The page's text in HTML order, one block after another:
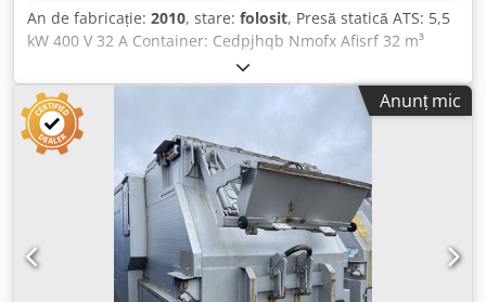
An de fabricație: 2010, stare: folosit, Presă statică ATS: 5,5
kW 400 V 32 A Container: Cedpjhqb Nmofx Afisrf 32 m³
Anunț mic